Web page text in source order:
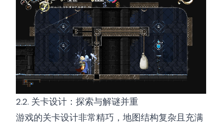
2.2. 关卡设计：探索与解谜并重
游戏的关卡设计非常精巧，地图结构复杂且充满